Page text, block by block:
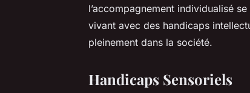
l’accompagnement individualisé
vivant avec des handicaps
pleinement dans la société.
Handicaps Sensoriels